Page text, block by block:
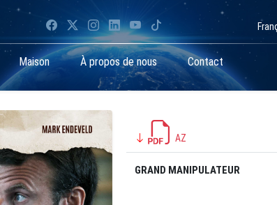
Maison À propos de nous Contact
AZ
GRAND MANIPULATEUR